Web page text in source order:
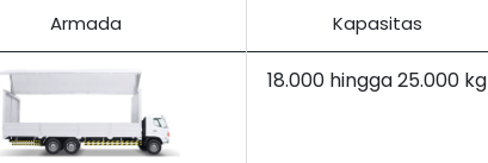
Armada Kapasitas
18.000 hingga 25.000 kg